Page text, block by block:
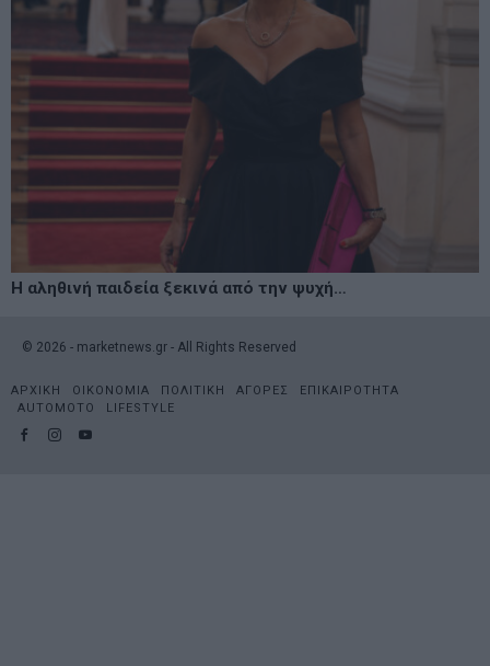
Η αληθινή παιδεία ξεκινά από την ψυχή…
© 2026 - marketnews.gr - All Rights Reserved
ΑΡΧΙΚΗ ΟΙΚΟΝΟΜΙΑ ΠΟΛΙΤΙΚΗ ΑΓΟΡΕΣ
ΕΠΙΚΑΙΡΟΤΗΤΑ
AUTOMOTO
LIFESTYLE